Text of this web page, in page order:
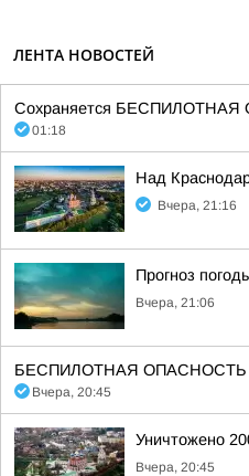
ЛЕНТА НОВОСТЕЙ
Сохраняется БЕСПИЛОТНАЯ
01:18
Над
Вчера, 21:16
Прогноз
Вчера, 21:06
БЕСПИЛОТНАЯ ОПАСНОСТЬ на
Вчера, 20:45
Уничтожено
Вчера, 20:45